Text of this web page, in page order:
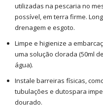
utilizadas na pescaria no
possível, em terra firme.
drenagem e esgoto.
Limpe e higienize a
uma solução clorada (50ml
água).
Instale barreiras físicas,
tubulações e dutospara
dourado.